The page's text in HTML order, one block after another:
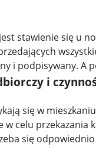
stawienie się u
i podpisywany. A
i
się w
w celu
się